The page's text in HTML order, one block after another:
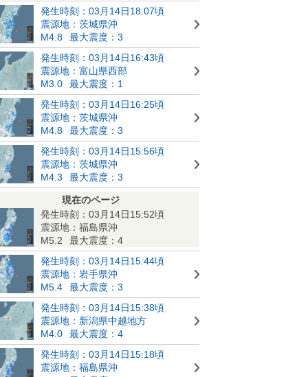
発生時刻：03月14日18:07頃
震源地：茨城県沖
M4.8
最大震度：3
発生時刻：03月14日16:43頃
震源地：富山県西部
M3.0
最大震度：1
発生時刻：03月14日16:25頃
震源地：茨城県沖
M4.8
最大震度：3
発生時刻：03月14日15:56頃
震源地：茨城県沖
M4.3
最大震度：3
現在のページ
発生時刻：03月14日15:52頃
震源地：福島県沖
M5.2
最大震度：4
発生時刻：03月14日15:44頃
震源地：岩手県沖
M5.4
最大震度：3
発生時刻：03月14日15:38頃
震源地：新潟県中越地方
M4.0
最大震度：4
発生時刻：03月14日15:18頃
震源地：福島県沖